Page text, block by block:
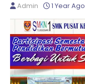
Admin 1 Year Ago